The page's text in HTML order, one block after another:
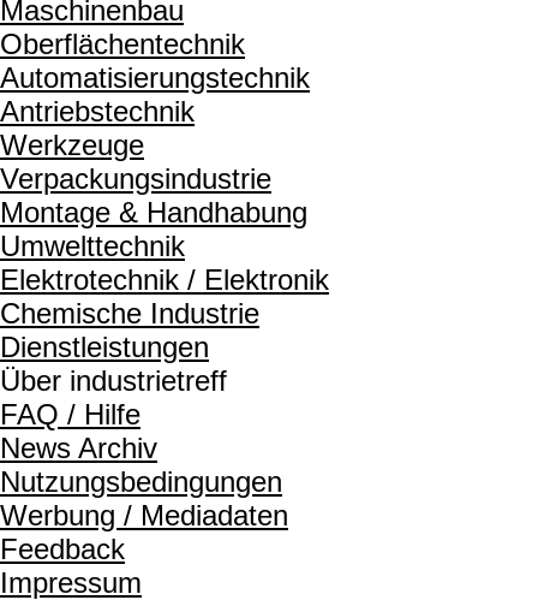
Maschinenbau
Oberflächentechnik
Automatisierungstechnik
Antriebstechnik
Werkzeuge
Verpackungsindustrie
Montage & Handhabung
Umwelttechnik
Elektrotechnik / Elektronik
Chemische Industrie
Dienstleistungen
Über industrietreff
FAQ / Hilfe
News Archiv
Nutzungsbedingungen
Werbung / Mediadaten
Feedback
Impressum